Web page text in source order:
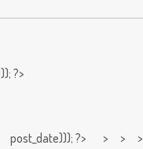
?>
post_date))); ?> > > >